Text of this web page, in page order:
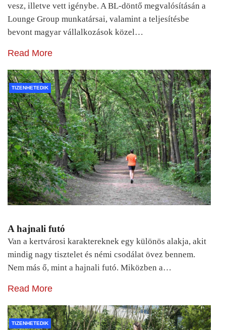
vesz, illetve vett igénybe. A BL-döntő megvalósításán a
Lounge Group munkatársai, valamint a teljesítésbe
bevont magyar vállalkozások közel…
Read More
TIZENHETEDIK
A hajnali futó
Van a kertvárosi karaktereknek egy különös alakja, akit
mindig nagy tisztelet és némi csodálat övez bennem.
Nem más ő, mint a hajnali futó. Miközben a…
Read More
TIZENHETEDIK